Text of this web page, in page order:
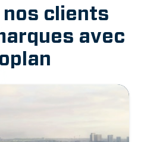
nos clients
avec